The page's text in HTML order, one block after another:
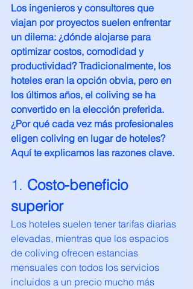
Los ingenieros y consultores que
viajan por proyectos suelen enfrentar
un dilema: ¿dónde alojarse para
optimizar costos, comodidad y
productividad? Tradicionalmente, los
hoteles eran la opción obvia, pero en
los últimos años, el coliving se ha
convertido en la elección preferida.
¿Por qué cada vez más profesionales
eligen coliving en lugar de hoteles?
Aquí te explicamos las razones clave.
1. Costo-beneficio
superior
Los hoteles suelen tener tarifas diarias
elevadas, mientras que los espacios
de coliving ofrecen estancias
mensuales con todos los servicios
incluidos a un precio mucho más